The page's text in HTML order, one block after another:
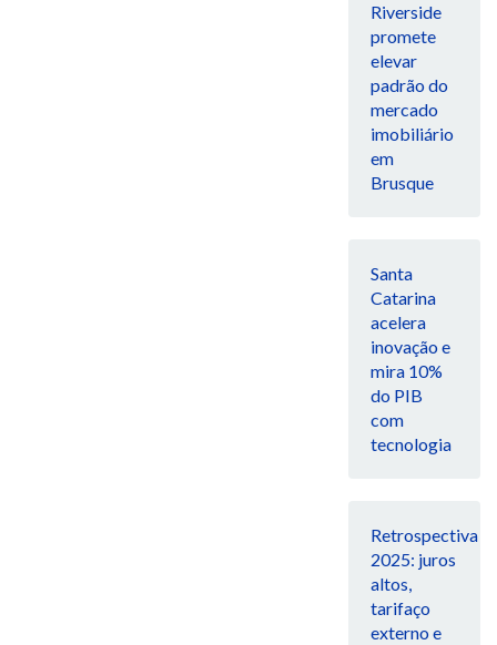
Riverside
promete
elevar
padrão do
mercado
imobiliário
em
Brusque
Santa
Catarina
acelera
inovação e
mira 10%
do PIB
com
tecnologia
Retrospectiva
2025: juros
altos,
tarifaço
externo e